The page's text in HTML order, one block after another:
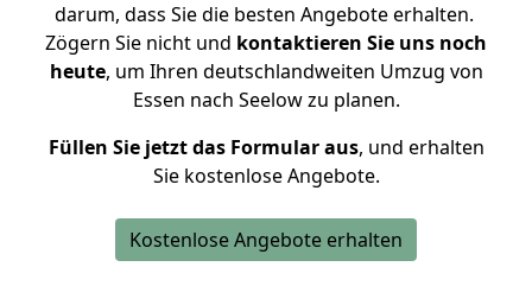
darum, dass Sie die besten Angebote erhalten.
Zögern Sie nicht und kontaktieren Sie uns noch
heute, um Ihren deutschlandweiten Umzug von
Essen nach Seelow zu planen.
Füllen Sie jetzt das Formular aus, und erhalten
Sie kostenlose Angebote.
Kostenlose Angebote erhalten